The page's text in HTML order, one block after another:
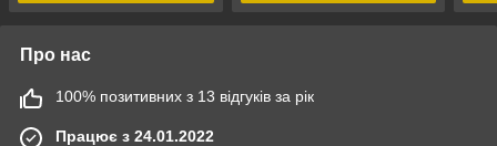
Про нас
100% позитивних з 13 відгуків за рік
Працює з 24.01.2022